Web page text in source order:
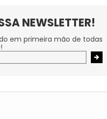
NEWSLETTER!
em primeira mão de todas